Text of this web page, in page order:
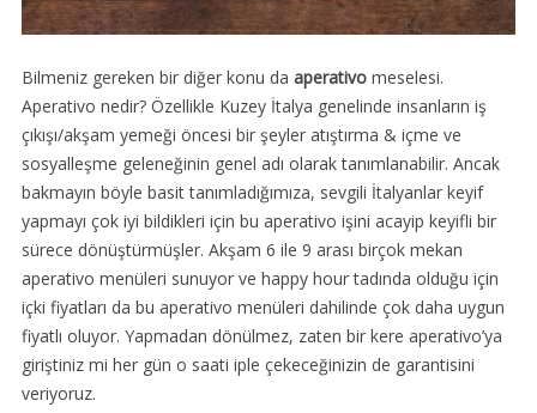
Bilmeniz gereken bir diğer konu da aperativomeselesi.
Aperativo nedir? Özellikle Kuzey İtalya genelinde insanların iş
çıkışı/akşam yemeği öncesi bir şeyler atıştırma & içme ve
sosyalleşme geleneğinin genel adı olarak tanımlanabilir. Ancak
bakmayın böyle basit tanımladığımıza, sevgili İtalyanlar keyif
yapmayı çok iyi bildikleri için bu aperativo işini acayip keyifli bir
sürece dönüştürmüşler. Akşam 6 ile 9 arası birçok mekan
aperativo menüleri sunuyor ve happy hour tadında olduğu için
içki fiyatları da bu aperativo menüleri dahilinde çok daha uygun
fiyatlı oluyor. Yapmadan dönülmez, zaten bir kere aperativo’ya
giriştiniz mi her gün o saati iple çekeceğinizin de garantisini
veriyoruz.